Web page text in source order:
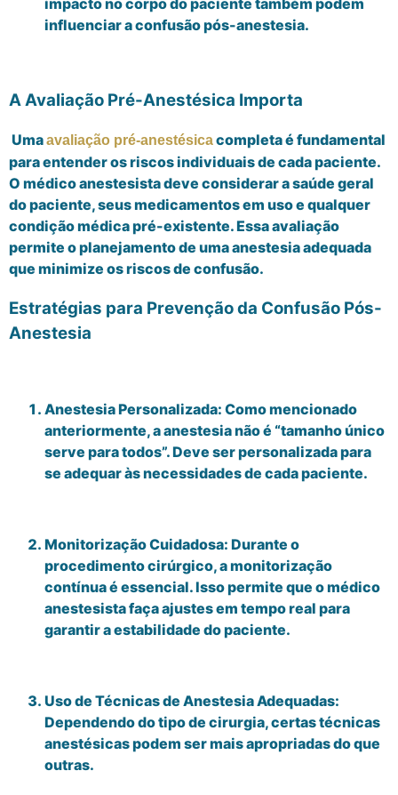
influenciar a confusão pós-anestesia.
A Avaliação Pré-Anestésica Importa
Umaavaliação pré-anestésicacompleta é fundamental
para entender os riscos individuais de cada paciente.
O médico anestesista deve considerar a saúde geral
do paciente, seus medicamentos em uso e qualquer
condição médica pré-existente. Essa avaliação
permite o planejamento de uma anestesia adequada
que minimize os riscos de confusão.
Estratégias para Prevenção da Confusão Pós-
Anestesia
Anestesia Personalizada: Como mencionado
anteriormente, a anestesia não é “tamanho único
serve para todos”. Deve ser personalizada para
se adequar às necessidades de cada paciente.
Monitorização Cuidadosa: Durante o
procedimento cirúrgico, a monitorização
contínua é essencial. Isso permite que o médico
anestesista faça ajustes em tempo real para
garantir a estabilidade do paciente.
Uso de Técnicas de Anestesia Adequadas:
Dependendo do tipo de cirurgia, certas técnicas
anestésicas podem ser mais apropriadas do que
outras.